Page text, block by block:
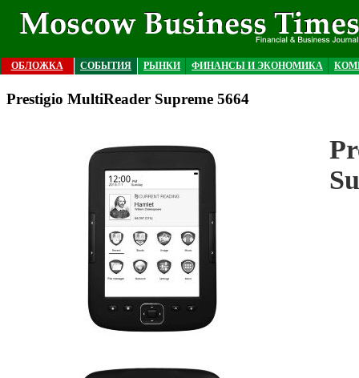
ОБЛОЖКА СОБЫТИЯ РЫНКИ ФИНАНСЫ И ЭКОНОМИКА
Prestigio MultiReader Supreme 5664